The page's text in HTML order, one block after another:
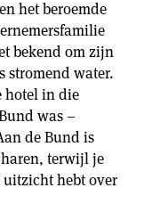
het beroemde
bekend om zijn
stromend water.
hotel in die
was –
de Bund is
terwijl je
uitzicht hebt over